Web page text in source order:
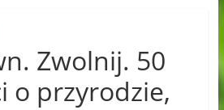
Zwolnij. 50
o przyrodzie,